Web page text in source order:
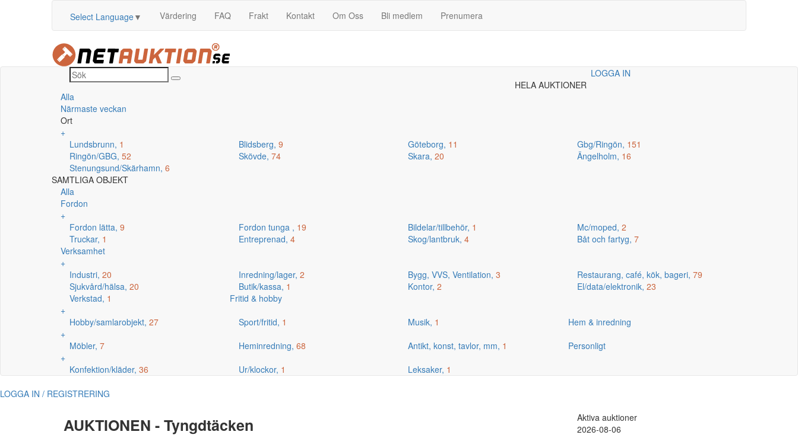
Select Language▼ Värdering FAQ Frakt Kontakt Om Oss Bli medlem Prenumera
LOGGA IN
HELA AUKTIONER
Alla
Närmaste veckan
Ort
+
Lundsbrunn, 1 Blidsberg, 9 Göteborg, 11 Gbg/Ringön, 151
Ringön/GBG, 52 Skövde, 74 Skara, 20 Ängelholm, 16
Stenungsund/Skärhamn, 6
SAMTLIGA OBJEKT
Alla
Fordon
+
Fordon lätta, 9 Fordon tunga , 19 Bildelar/tillbehör, 1 Mc/moped, 2
Truckar, 1 Entreprenad, 4 Skog/lantbruk, 4 Båt och fartyg, 7
Verksamhet
+
Industri, 20 Inredning/lager, 2 Bygg, VVS, Ventilation, 3 Restaurang, café, kök, bageri, 79
Sjukvård/hälsa, 20 Butik/kassa, 1 Kontor, 2 El/data/elektronik, 23
Verkstad, 1
Fritid & hobby
+
Hobby/samlarobjekt, 27 Sport/fritid, 1 Musik, 1
Hem & inredning
+
Möbler, 7 Heminredning, 68 Antikt, konst, tavlor, mm, 1
Personligt
+
Konfektion/kläder, 36 Ur/klockor, 1 Leksaker, 1
LOGGA IN / REGISTRERING
AUKTIONEN - Tyngdtäcken
Aktiva auktioner
2026-08-06